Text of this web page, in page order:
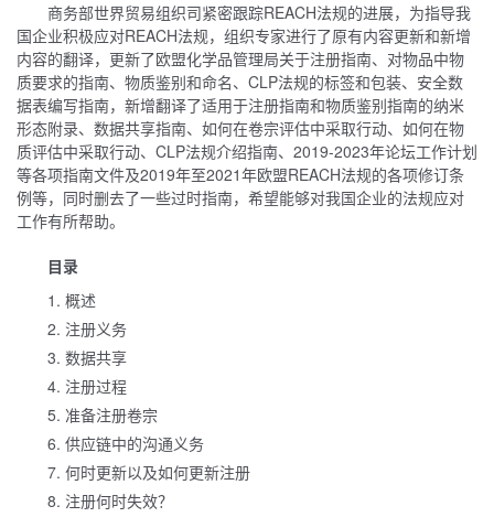
商务部世界贸易组织司紧密跟踪REACH法规的进展，为指导我
国企业积极应对REACH法规，组织专家进行了原有内容更新和新增
内容的翻译，更新了欧盟化学品管理局关于注册指南、对物品中物
质要求的指南、物质鉴别和命名、CLP法规的标签和包装、安全数
据表编写指南，新增翻译了适用于注册指南和物质鉴别指南的纳米
形态附录、数据共享指南、如何在卷宗评估中采取行动、如何在物
质评估中采取行动、CLP法规介绍指南、2019-2023年论坛工作计划
等各项指南文件及2019年至2021年欧盟REACH法规的各项修订条
例等，同时删去了一些过时指南，希望能够对我国企业的法规应对
工作有所帮助。
目录
1. 概述
2. 注册义务
3. 数据共享
4. 注册过程
5. 准备注册卷宗
6. 供应链中的沟通义务
7. 何时更新以及如何更新注册
8. 注册何时失效？